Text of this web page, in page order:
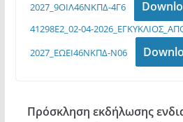
2027_9ΟΙΛ46ΝΚΠΔ-4Γ6
41298E2_02-04-
2027_ΕΩΕΙ46ΝΚΠΔ-Ν06
Πρόσκληση εκδήλωσης